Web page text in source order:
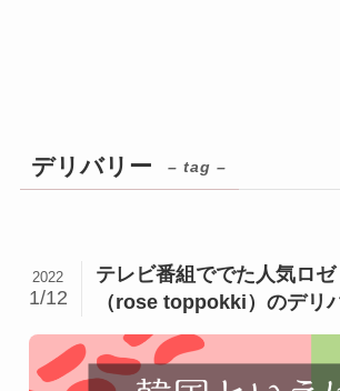
デリバリー – tag –
テレビ番組ででた人気ロ
（rose toppokki）のデリ
2022
1/12